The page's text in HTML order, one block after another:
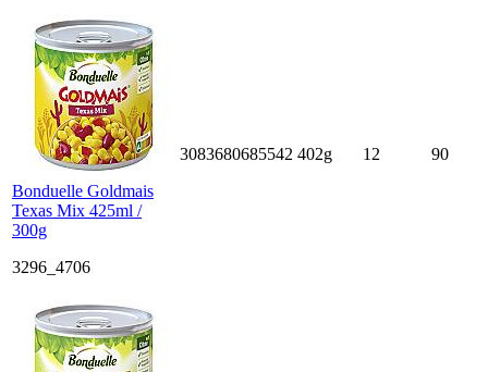
Bonduelle Goldmais
Texas Mix 425ml /
300g
3296_4706
3083680685542 402g 12 90